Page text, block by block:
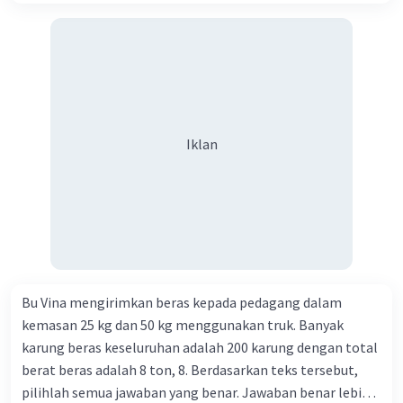
Iklan
Bu Vina mengirimkan beras kepada pedagang dalam
kemasan 25 kg dan 50 kg menggunakan truk. Banyak
karung beras keseluruhan adalah 200 karung dengan total
berat beras adalah 8 ton, 8. Berdasarkan teks tersebut,
pilihlah semua jawaban yang benar. Jawaban benar lebih